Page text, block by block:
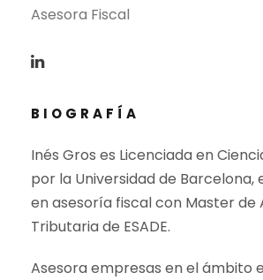
Asesora Fiscal
BIOGRAFÍA
Inés Gros es Licenciada en
por la Universidad de Barcelona,
en asesoría fiscal con Master de
Tributaria de ESADE.
Asesora empresas en el ámbito